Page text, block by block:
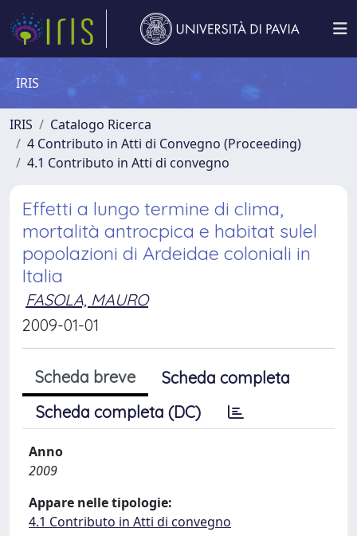
IRIS
IRIS
Catalogo Ricerca
4 Contributo in Atti di Convegno (Proceeding)
4.1 Contributo in Atti di convegno
Effetti a lungo termine di clima,
mortalità antrocpica e habitat sulel
popolazioni di Ardeidae coloniali in
Italia
FASOLA, MAURO
2009-01-01
Scheda breve
Scheda completa
Scheda completa (DC)
Anno
2009
Appare nelle tipologie:
4.1 Contributo in Atti di convegno